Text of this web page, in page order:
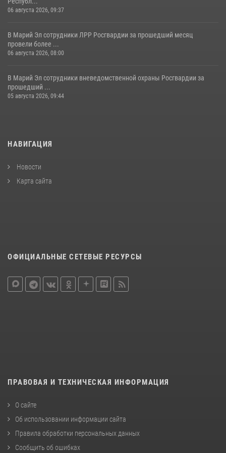
06 августа 2026, 09:37
В Марий Эл сотрудники ЛРР Росгвардии за прошедший месяц
провели более ...
06 августа 2026, 08:00
В Марий Эл сотрудники вневедомственной охраны Росгвардии за
прошедший ...
05 августа 2026, 09:44
НАВИГАЦИЯ
Новости
Карта сайта
ОФИЦИАЛЬНЫЕ СЕТЕВЫЕ РЕСУРСЫ
ПРАВОВАЯ И ТЕХНИЧЕСКАЯ ИНФОРМАЦИЯ
О сайте
Об использовании информации сайта
Правила обработки персональных данных
Сообщить об ошибках